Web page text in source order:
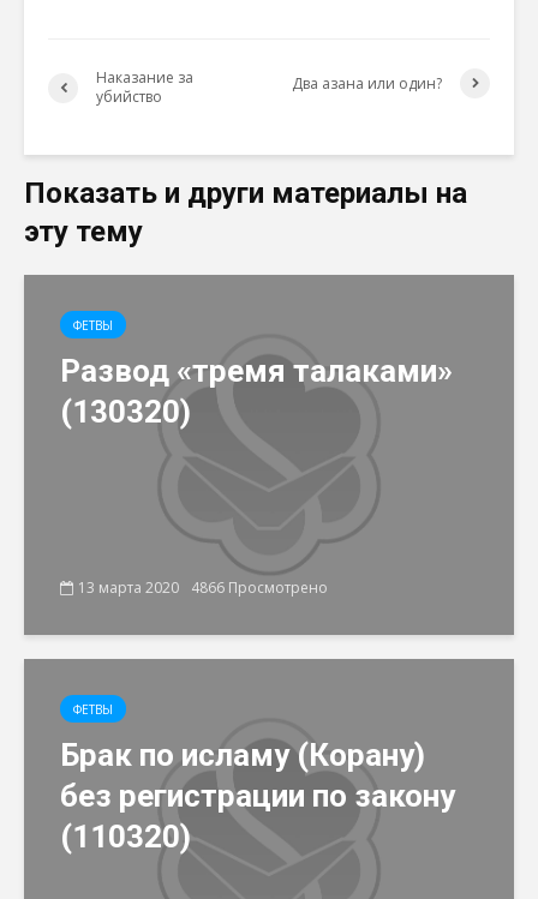
Наказание за
убийство
Два азана или один?
Показать и други материалы на
эту тему
ФЕТВЫ
Развод «тремя талаками»
(130320)
13 марта 2020 4866 Просмотрено
ФЕТВЫ
Брак по исламу (Корану)
без регистрации по закону
(110320)